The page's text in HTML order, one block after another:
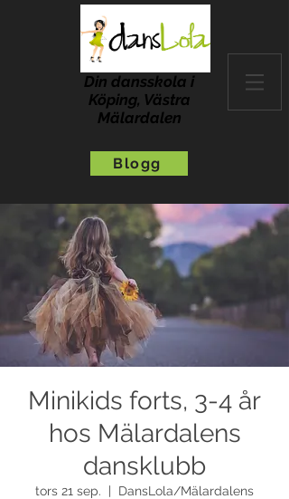
Din dansskola i
Köping, Västra
Mälardalen
Blogg
Minikids forts, 3-4 år
hos Mälardalens
dansklubb
tors 21 sep.
DansLola/Mälardalens